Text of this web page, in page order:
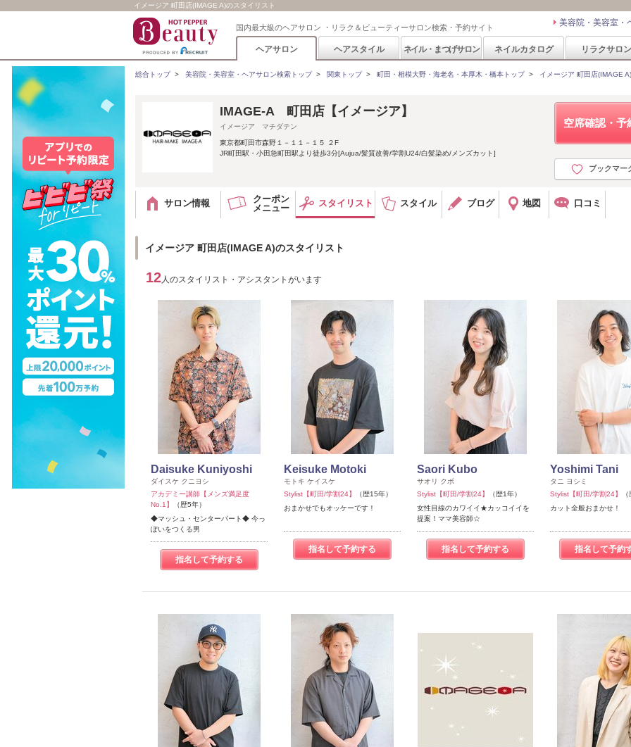
イメージア 町田店(IMAGE A)のスタイリスト
国内最大級のヘアサロン ・リラク＆ビューティーサロン検索・予約サイト 美容院・美容室・
ヘアサロン ヘアスタイル ネイル・まつげサロン ネイルカタログ リラクサロン
総合トップ> 美容院・美容室・ヘアサロン検索トップ> 関東トップ> 町田・相模大野・海老名・本厚木・橋本トップ> イメージア 町田店(IMAGE A)
空席確認・予
ブックマー
IMAGE-A 町田店【イメージア】
イメージア マチダテン
東京都町田市森野１－１１－１５ ２F
JR町田駅・小田急町田駅より徒歩3分[Aujua/髪質改善/学割U24/白髪染め/メンズカット]
サロン情報
クーポン
メニュー
スタイリスト スタイル ブログ 地図 口コミ
イメージア 町田店(IMAGE A)のスタイリスト
12 人のスタイリスト・アシスタントがいます
Daisuke Kuniyoshi
ダイスケ クニヨシ
アカデミー講師【メンズ満足度
No.1】
（歴5年）
◆マッシュ・センターパート◆ 今っ
ぽいをつくる男
指名して予約する
Keisuke Motoki
モトキ ケイスケ
Stylist【町田/学割24】
（歴15年）
おまかせでもオッケーです！
指名して予約する
Saori Kubo
サオリ クボ
Stylist【町田/学割24】
（歴1年）
女性目線のカワイイ★カッコイイを
提案！ママ美容師☆
指名して予約する
Yoshimi Tani
タニ ヨシミ
Stylist【町田/学割24】
カット全般おまかせ！
指名して予約